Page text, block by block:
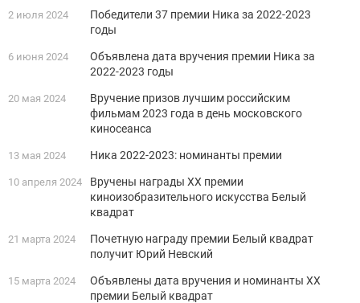
2 июля 2024
Победители 37 премии Ника за 2022-2023
годы
6 июня 2024
Объявлена дата вручения премии Ника за
2022-2023 годы
20 мая 2024
Вручение призов лучшим российским
фильмам 2023 года в день московского
киносеанса
13 мая 2024 Ника 2022-2023: номинанты премии
10 апреля 2024
Вручены награды XX премии
киноизобразительного искусства Белый
квадрат
21 марта 2024
Почетную награду премии Белый квадрат
получит Юрий Невский
15 марта 2024
Объявлены дата вручения и номинанты XX
премии Белый квадрат